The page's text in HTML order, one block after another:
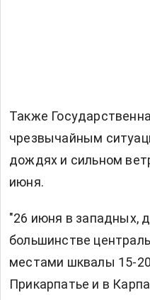
Также
чрезвычайным
дождях и сильном
июня.
"26 июня в западных,
большинстве
местами шквалы 15-
Прикарпатье и в